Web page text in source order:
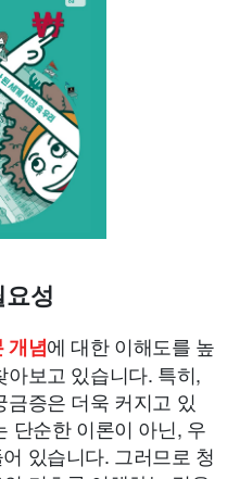
성
개념에 대한 이해도를 높
보고 있습니다. 특히,
증은 더욱 커지고 있
단순한 이론이 아닌, 우
있습니다. 그러므로 청